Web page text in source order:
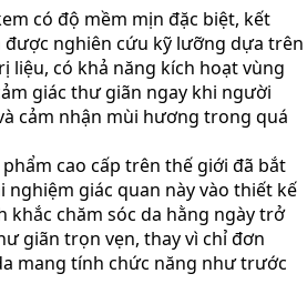
có độ mềm mịn đặc biệt, kết
nghiên cứu kỹ lưỡng dựa trên
liệu, có khả năng kích hoạt vùng
giác thư giãn ngay khi người
cảm nhận mùi hương trong quá
cao cấp trên thế giới đã bắt
giác quan này vào thiết kế
khắc chăm sóc da hằng ngày trở
giãn trọn vẹn, thay vì chỉ đơn
mang tính chức năng như trước